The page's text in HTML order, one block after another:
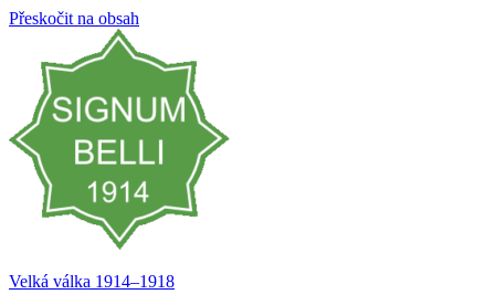
Přeskočit na obsah
Velká válka 1914–⁠⁠⁠⁠⁠⁠1918